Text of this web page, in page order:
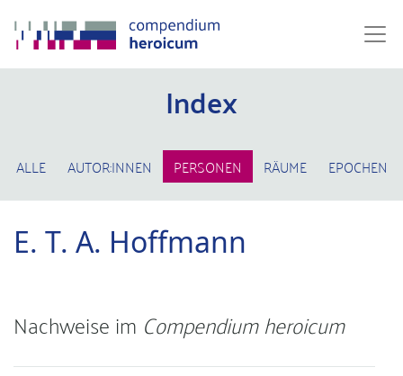
Index
ALLE AUTOR:INNEN PERSONEN RÄUME EPOCHEN
E. T. A. Hoffmann
Nachweise im Compendium heroicum